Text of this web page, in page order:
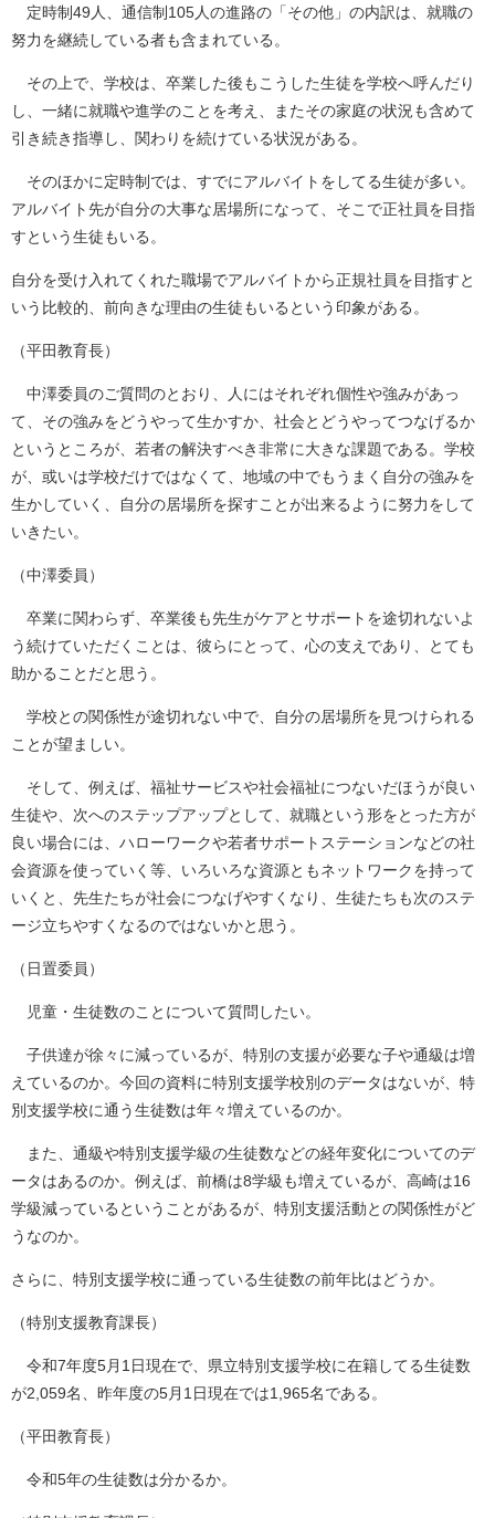
定時制49人、通信制105人の進路の「その他」の内訳は、就職の
努力を継続している者も含まれている。
その上で、学校は、卒業した後もこうした生徒を学校へ呼んだり
し、一緒に就職や進学のことを考え、またその家庭の状況も含めて
引き続き指導し、関わりを続けている状況がある。
そのほかに定時制では、すでにアルバイトをしてる生徒が多い。
アルバイト先が自分の大事な居場所になって、そこで正社員を目指
すという生徒もいる。
自分を受け入れてくれた職場でアルバイトから正規社員を目指すと
いう比較的、前向きな理由の生徒もいるという印象がある。
（平田教育長）
中澤委員のご質問のとおり、人にはそれぞれ個性や強みがあっ
て、その強みをどうやって生かすか、社会とどうやってつなげるか
というところが、若者の解決すべき非常に大きな課題である。学校
が、或いは学校だけではなくて、地域の中でもうまく自分の強みを
生かしていく、自分の居場所を探すことが出来るように努力をして
いきたい。
（中澤委員）
卒業に関わらず、卒業後も先生がケアとサポートを途切れないよ
う続けていただくことは、彼らにとって、心の支えであり、とても
助かることだと思う。
学校との関係性が途切れない中で、自分の居場所を見つけられる
ことが望ましい。
そして、例えば、福祉サービスや社会福祉につないだほうが良い
生徒や、次へのステップアップとして、就職という形をとった方が
良い場合には、ハローワークや若者サポートステーションなどの社
会資源を使っていく等、いろいろな資源ともネットワークを持って
いくと、先生たちが社会につなげやすくなり、生徒たちも次のステ
ージ立ちやすくなるのではないかと思う。
（日置委員）
児童・生徒数のことについて質問したい。
子供達が徐々に減っているが、特別の支援が必要な子や通級は増
えているのか。今回の資料に特別支援学校別のデータはないが、特
別支援学校に通う生徒数は年々増えているのか。
また、通級や特別支援学級の生徒数などの経年変化についてのデ
ータはあるのか。例えば、前橋は8学級も増えているが、高崎は16
学級減っているということがあるが、特別支援活動との関係性がど
うなのか。
さらに、特別支援学校に通っている生徒数の前年比はどうか。
（特別支援教育課長）
令和7年度5月1日現在で、県立特別支援学校に在籍してる生徒数
が2,059名、昨年度の5月1日現在では1,965名である。
（平田教育長）
令和5年の生徒数は分かるか。